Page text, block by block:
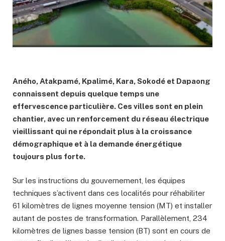
Aného, Atakpamé, Kpalimé, Kara, Sokodé et Dapaong
connaissent depuis quelque temps une
effervescence particulière. Ces villes sont en plein
chantier, avec un renforcement du réseau électrique
vieillissant qui ne répondait plus à la croissance
démographique et à la demande énergétique
toujours plus forte.
Sur les instructions du gouvernement, les équipes
techniques s’activent dans ces localités pour réhabiliter
61 kilomètres de lignes moyenne tension (MT) et installer
autant de postes de transformation. Parallèlement, 234
kilomètres de lignes basse tension (BT) sont en cours de